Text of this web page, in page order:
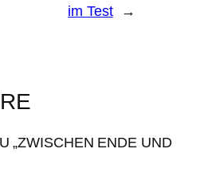
im Test
→
„ZWISCHEN ENDE UND